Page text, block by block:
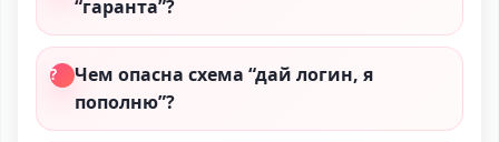
“гаранта”?
Чем опасна схема “дай логин, я
пополню”?